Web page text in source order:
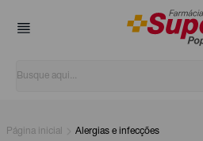
Página inicial Alergias e infecções